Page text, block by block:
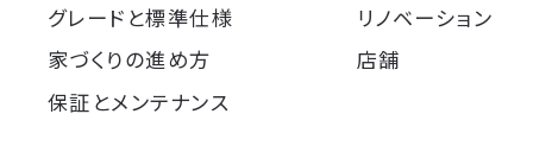
グレードと標準仕様
家づくりの進め方
保証とメンテナンス
リノベーション
店舗